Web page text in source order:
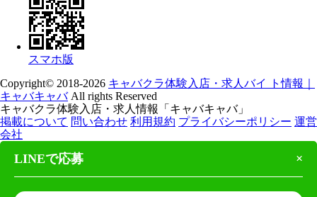
スマホ版
Copyright© 2018-2026 キャバクラ体験入店・求人バイ ト情報｜
キャバキャバAll rights Reserved
キャバクラ体験入店・求人情報「キャバキャバ」
掲載について 問い合わせ 利用規約 プライバシーポリシー 運営
会社
LINEで応募 ×